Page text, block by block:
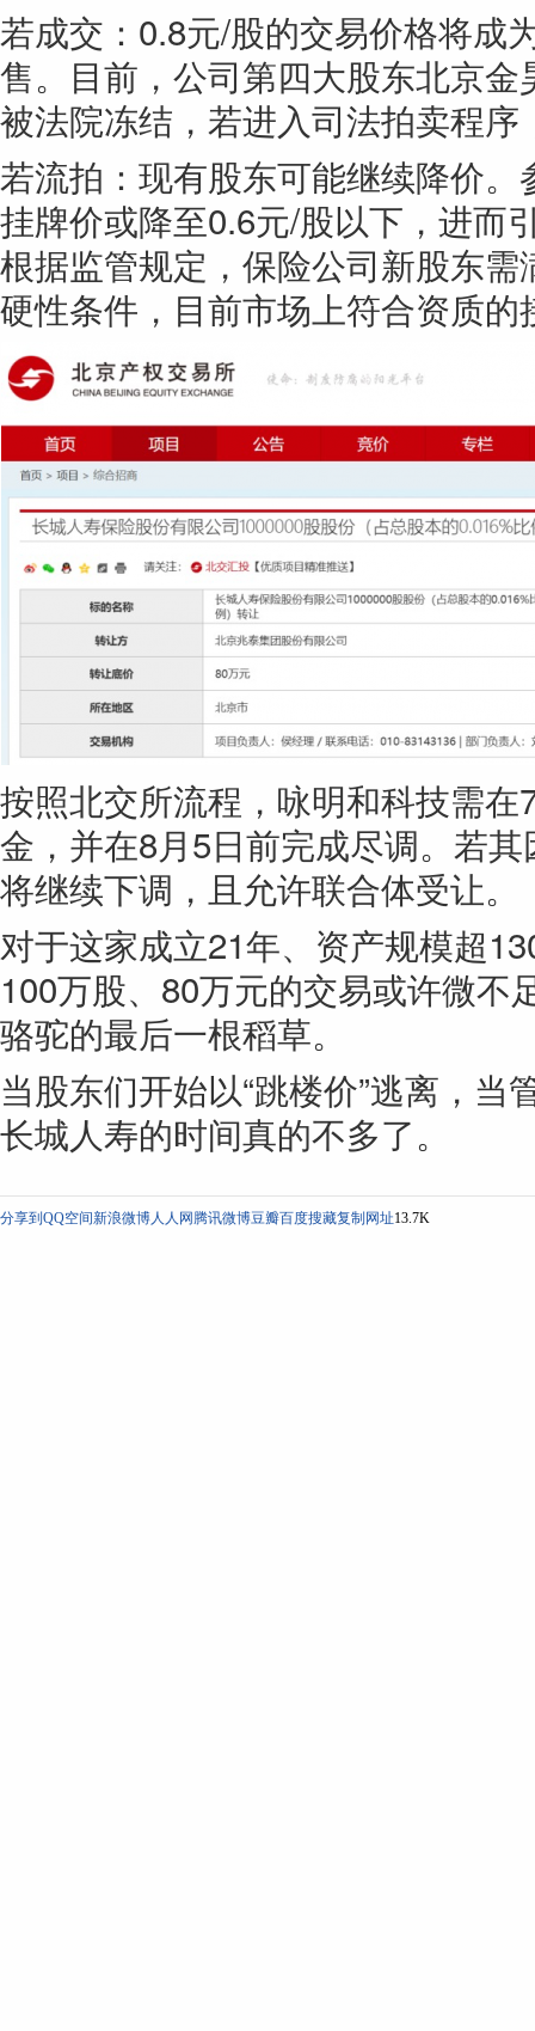
若成交：0.8元/股的交易价格将成
售。目前，公司第四大股东北京
被法院冻结，若进入司法拍卖程
若流拍：现有股东可能继续降价
挂牌价或降至0.6元/股以下，进而
根据监管规定，保险公司新股东需
硬性条件，目前市场上符合资质
按照北交所流程，咏明和科技需
金，并在8月5日前完成尽调。若
将继续下调，且允许联合体受让。
对于这家成立21年、资产规模超
100万股、80万元的交易或许微不
骆驼的最后一根稻草。
当股东们开始以“跳楼价”逃离，
长城人寿的时间真的不多了。
分享到 QQ空间新浪微博人人网 腾讯微博豆瓣百度搜藏复制网址13.7K